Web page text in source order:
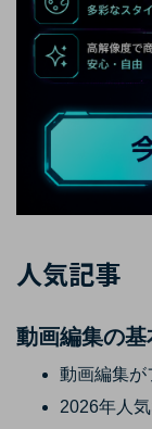
人気記事
動画編集の基
動画編集が
2026年人